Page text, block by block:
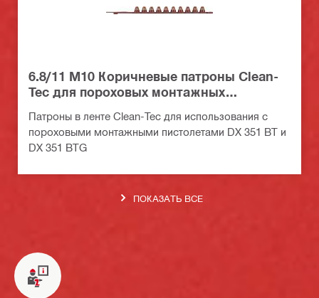
6.8/11 M10 Коричневые патроны Clean-
Tec для пороховых монтажных
Патроны в ленте Clean-Tec для использования с
пороховыми монтажными пистолетами DX 351 BT и
DX 351 BTG
ПОКАЗАТЬ ВСЕ